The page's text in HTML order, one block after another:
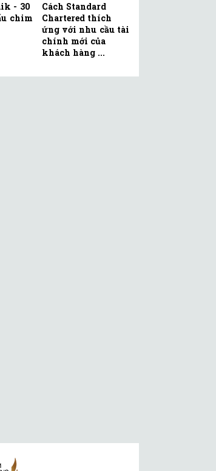
- 30
chim
Cách Standard
Chartered thích
ứng với nhu cầu tài
chính mới của
khách hàng ...